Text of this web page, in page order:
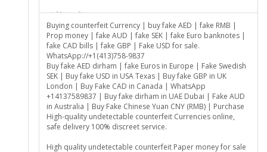
prieš 8 minučių
Buying counterfeit Currency | buy fake AED | fake RMB |
Prop money | fake AUD | fake SEK | fake Euro banknotes |
fake CAD bills | fake GBP | Fake USD for sale.
WhatsApp://+1(413)758-9837
Buy fake AED dirham | fake Euros in Europe | Fake Swedish
SEK | Buy fake USD in USA Texas | Buy fake GBP in UK
London | Buy Fake CAD in Canada | WhatsApp
+14137589837 | Buy fake dirham in UAE Dubai | Fake AUD
in Australia | Buy Fake Chinese Yuan CNY (RMB) | Purchase
High-quality undetectable counterfeit Currencies online,
safe delivery 100% discreet service.
High quality undetectable counterfeit Paper money for sale